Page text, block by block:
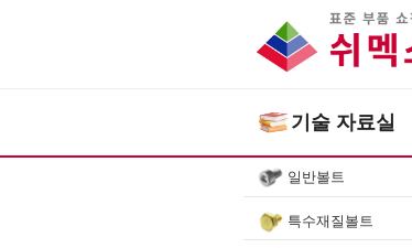
기술 자료실
일반볼트
특수재질볼트